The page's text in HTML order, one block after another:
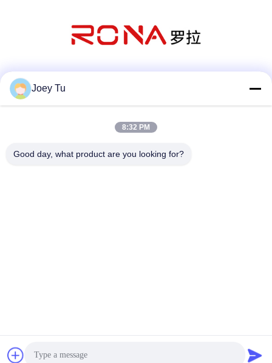
টেলিফোন
Joey Tu
8:32 PM
Good day, what product are you looking for?